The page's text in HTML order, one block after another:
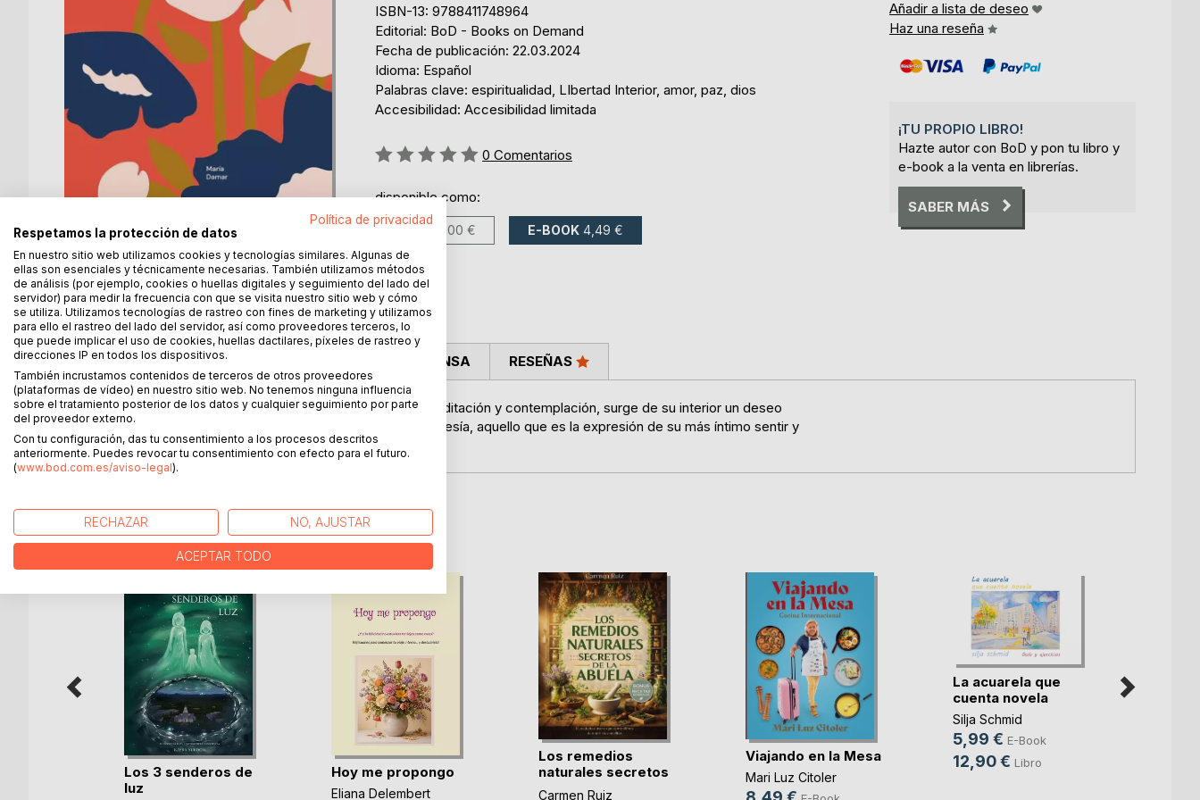
ISBN-13: 9788411748964
Editorial: BoD - Books on Demand
Fecha de publicación: 22.03.2024
Idioma: Español
Palabras clave: espiritualidad, LIbertad Interior, amor, paz, dios
Accesibilidad: Accesibilidad limitada
Rating:
0 Comentarios
disponible como:
6,00 € E-BOOK 4,49 €
Añadir a lista de deseo
Haz una reseña
¡TU PROPIO LIBRO!
Hazte autor con BoD y pon tu libro y
e-book a la venta en librerías.
SABER MÁS
DESCRIPCIÓN
Amante de los libros desde siempre, tras un curso de meditación y contemplación, surge de su interior un deseo
irrefrenable de escribir. Y aparece inesperadamente la poesía, aquello que es la expresión de su más íntimo sentir y
que a la vez la ayuda a sanar.
SOBRE EL AUTOR EN LA PRENSA RESEÑAS
MÁS TÍTULOS DEBoD
Los 3 senderos de
luz
Hoy me propongo
Eliana Delembert
Los remedios
naturales secretos
de(...)
Carmen Ruiz
Viajando en la Mesa
Mari Luz Citoler
La acuarela que
cuenta novela
Silja Schmid
5,99 € E-Book
12,90 € Libro
Política de privacidad
Respetamos la protección de datos
En nuestro sitio web utilizamos cookies y tecnologías similares. Algunas de
ellas son esenciales y técnicamente necesarias. También utilizamos métodos
de análisis (por ejemplo, cookies o huellas digitales y seguimiento del lado del
servidor) para medir la frecuencia con que se visita nuestro sitio web y cómo
se utiliza. Utilizamos tecnologías de rastreo con fines de marketing y utilizamos
para ello el rastreo del lado del servidor, así como proveedores terceros, lo
que puede implicar el uso de cookies, huellas dactilares, píxeles de rastreo y
direcciones IP en todos los dispositivos.
También incrustamos contenidos de terceros de otros proveedores
(plataformas de vídeo) en nuestro sitio web. No tenemos ninguna influencia
sobre el tratamiento posterior de los datos y cualquier seguimiento por parte
del proveedor externo.
Con tu configuración, das tu consentimiento a los procesos descritos
anteriormente. Puedes revocar tu consentimiento con efecto para el futuro.
(www.bod.com.es/aviso-legal).
RECHAZAR NO, AJUSTAR
ACEPTAR TODO